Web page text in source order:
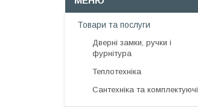
Товари та послуги
Дверні замки, ручки і
фурнітура
Теплотехніка
Сантехніка та комплектуючі